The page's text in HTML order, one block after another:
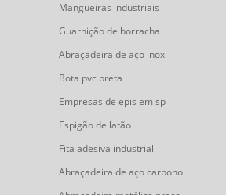
Mangueiras industriais
Guarnição de borracha
Abraçadeira de aço inox
Bota pvc preta
Empresas de epis em sp
Espigão de latão
Fita adesiva industrial
Abraçadeira de aço carbono